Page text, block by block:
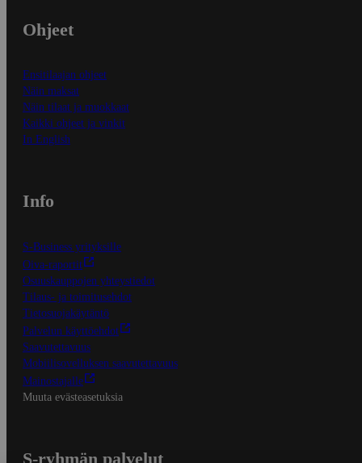
Ohjeet
Ensitilaajan ohjeet
Näin maksat
Näin tilaat ja muokkaat
Kaikki ohjeet ja vinkit
In English
Info
S-Business yrityksille
Oiva-raportit
Osuuskauppojen yhteystiedot
Tilaus- ja toimitusehdot
Tietosuojakäytäntö
Palvelun käyttöehdot
Saavutettavuus
Mobiilisovelluksen saavutettavuus
Mainostajalle
Muuta evästeasetuksia
S-ryhmän palvelut